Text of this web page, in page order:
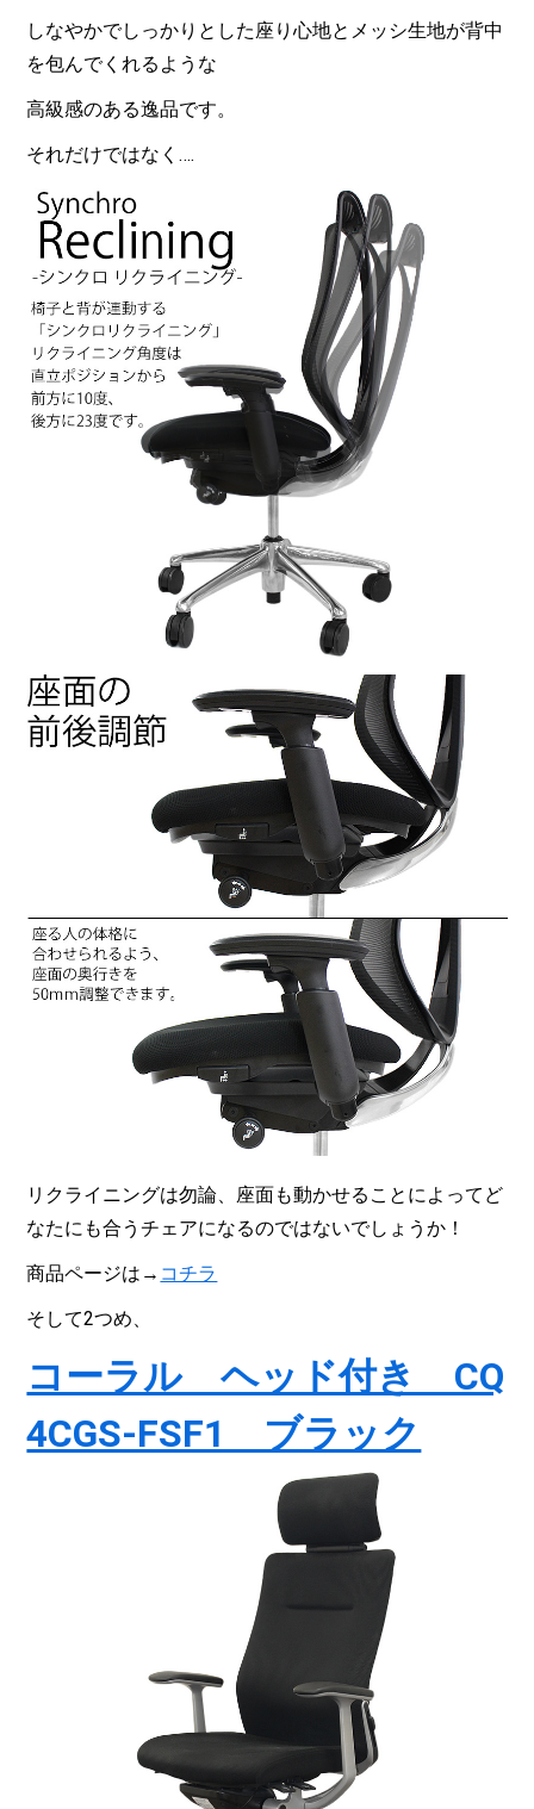
しなやかでしっかりとした座り心地とメッシ生地が背中
を包んでくれるような
高級感のある逸品です。
それだけではなく….
リクライニングは勿論、座面も動かせることによってど
なたにも合うチェアになるのではないでしょうか！
商品ページは→ コチラ
そして2つめ、
コーラル ヘッド付き CQ
4CGS-FSF1 ブラック